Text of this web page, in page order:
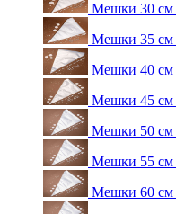
Мешки 30 см
Мешки 35 см
Мешки 40 см
Мешки 45 см
Мешки 50 см
Мешки 55 см
Мешки 60 см